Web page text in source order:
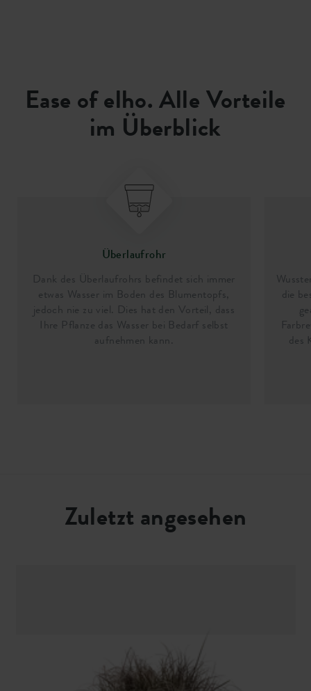
Ease of elho. Alle Vorteile
im Überblick
Überlaufrohr
Dank des Überlaufrohrs befindet sich immer
etwas Wasser im Boden des Blumentopfs,
jedoch nie zu viel. Dies hat den Vorteil, dass
Ihre Pflanze das Wasser bei Bedarf selbst
aufnehmen kann.
die
des
Zuletzt angesehen